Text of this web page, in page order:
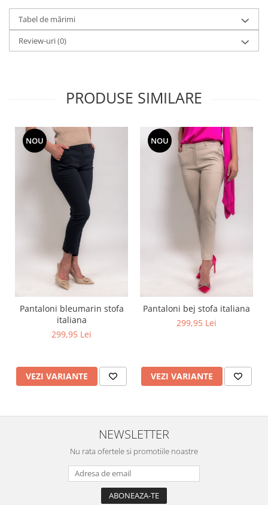
Tabel de mărimi
Review-uri(0)
PRODUSE SIMILARE
NOU
Pantaloni bleumarin stofa
italiana
299,95 Lei
VEZI VARIANTE
NOU
Pantaloni bej stofa italiana
299,95 Lei
VEZI VARIANTE
NEWSLETTER
Nu rata ofertele si promotiile noastre